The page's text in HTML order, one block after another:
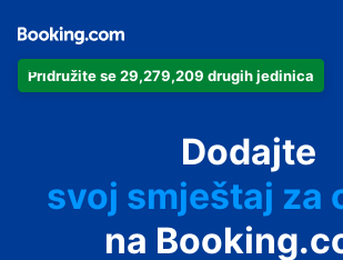
Pridružite se 29,279,209 drugih jedinica
Dodajte
svoj
svoj hotel
svoj smještaj za
svoj privatni
na